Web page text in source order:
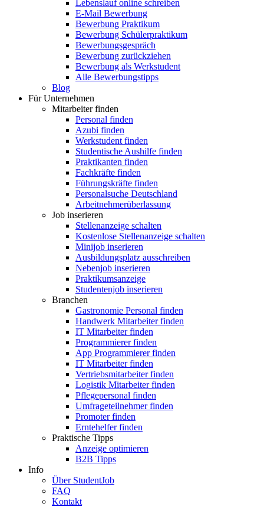
Lebenslauf online schreiben
E-Mail Bewerbung
Bewerbung Praktikum
Bewerbung Schülerpraktikum
Bewerbungsgespräch
Bewerbung zurückziehen
Bewerbung als Werkstudent
Alle Bewerbungstipps
Blog
Für Unternehmen
Mitarbeiter finden
Personal finden
Azubi finden
Werkstudent finden
Studentische Aushilfe finden
Praktikanten finden
Fachkräfte finden
Führungskräfte finden
Personalsuche Deutschland
Arbeitnehmerüberlassung
Job inserieren
Stellenanzeige schalten
Kostenlose Stellenanzeige schalten
Minijob inserieren
Ausbildungsplatz ausschreiben
Nebenjob inserieren
Praktikumsanzeige
Studentenjob inserieren
Branchen
Gastronomie Personal finden
Handwerk Mitarbeiter finden
IT Mitarbeiter finden
Programmierer finden
App Programmierer finden
IT Mitarbeiter finden
Vertriebsmitarbeiter finden
Logistik Mitarbeiter finden
Pflegepersonal finden
Umfrageteilnehmer finden
Promoter finden
Erntehelfer finden
Praktische Tipps
Anzeige optimieren
B2B Tipps
Info
Über StudentJob
FAQ
Kontakt